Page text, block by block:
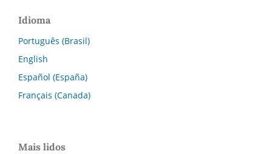
Idioma
Português (Brasil)
English
Español (España)
Français (Canada)
Mais lidos